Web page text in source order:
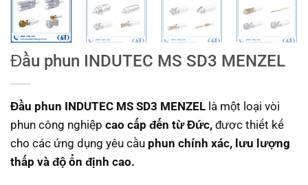
Đầu phun INDUTEC MS SD3 MENZEL
Đầu phun INDUTEC MS SD3 MENZEL là một loại vòi
phun công nghiệp cao cấp đến từ Đức, được thiết kế
cho các ứng dụng yêu cầu phun chính xác, lưu lượng
thấp và độ ổn định cao.